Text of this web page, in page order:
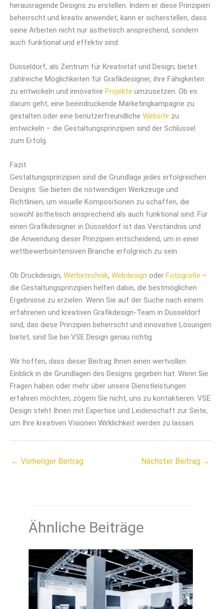
herausragende Designs zu erstellen. Indem er diese Prinzipien
beherrscht und kreativ anwendet, kann er sicherstellen, dass
seine Arbeiten nicht nur ästhetisch ansprechend, sondern
auch funktional und effektiv sind.
Düsseldorf, als Zentrum für Kreativität und Design, bietet
zahlreiche Möglichkeiten für Grafikdesigner, ihre Fähigkeiten
zu entwickeln und innovative Projekte umzusetzen. Ob es
darum geht, eine beeindruckende Marketingkampagne zu
gestalten oder eine benutzerfreundliche Website zu
entwickeln – die Gestaltungsprinzipien sind der Schlüssel
zum Erfolg.
Fazit
Gestaltungsprinzipien sind die Grundlage jedes erfolgreichen
Designs. Sie bieten die notwendigen Werkzeuge und
Richtlinien, um visuelle Kompositionen zu schaffen, die
sowohl ästhetisch ansprechend als auch funktional sind. Für
einen Grafikdesigner in Düsseldorf ist das Verständnis und
die Anwendung dieser Prinzipien entscheidend, um in einer
wettbewerbsintensiven Branche erfolgreich zu sein.
Ob Druckdesign, Werbetechnik, Webdesign oder Fotografie –
die Gestaltungsprinzipien helfen dabei, die bestmöglichen
Ergebnisse zu erzielen. Wenn Sie auf der Suche nach einem
erfahrenen und kreativen Grafikdesign-Team in Düsseldorf
sind, das diese Prinzipien beherrscht und innovative Lösungen
bietet, sind Sie bei VSE Design genau richtig.
Wir hoffen, dass dieser Beitrag Ihnen einen wertvollen
Einblick in die Grundlagen des Designs gegeben hat. Wenn Sie
Fragen haben oder mehr über unsere Dienstleistungen
erfahren möchten, zögern Sie nicht, uns zu kontaktieren. VSE
Design steht Ihnen mit Expertise und Leidenschaft zur Seite,
um Ihre kreativen Visionen Wirklichkeit werden zu lassen.
← Vorheriger Beitrag Nächster Beitrag →
Ähnliche Beiträge